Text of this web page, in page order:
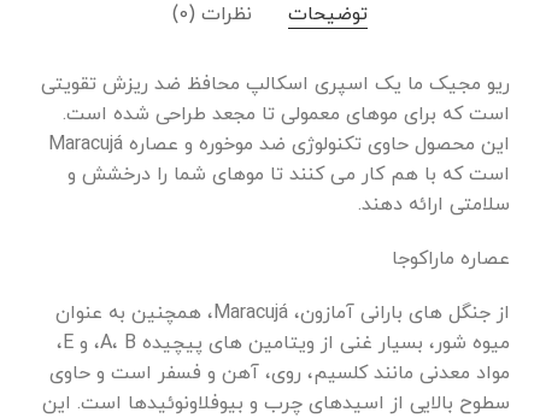
توضیحات نظرات (0)
ریو مجیک ما یک اسپری اسکالپ محافظ ضد ریزش تقویتی
است که برای موهای معمولی تا مجعد طراحی شده است.
این محصول حاوی تکنولوژی ضد موخوره و عصاره Maracujá
است که با هم کار می کنند تا موهای شما را درخشش و
سلامتی ارائه دهند.
عصاره ماراکوجا
از جنگل های بارانی آمازون، Maracujá، همچنین به عنوان
میوه شور، بسیار غنی از ویتامین های پیچیده A، B، و E،
مواد معدنی مانند کلسیم، روی، آهن و فسفر است و حاوی
سطوح بالایی از اسیدهای چرب و بیوفلاونوئیدها است. این